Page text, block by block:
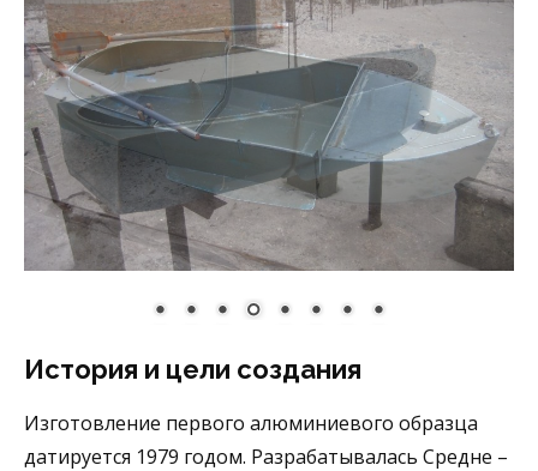
История и цели создания
Изготовление первого алюминиевого образца
датируется 1979 годом. Разрабатывалась Средне –